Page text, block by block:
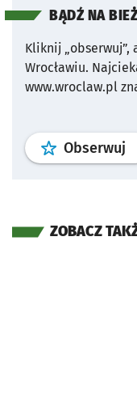
BĄDŹ NA
Kliknij
Wrocławiu.
www.wroclaw.pl
Obserwuj
ZOBACZ